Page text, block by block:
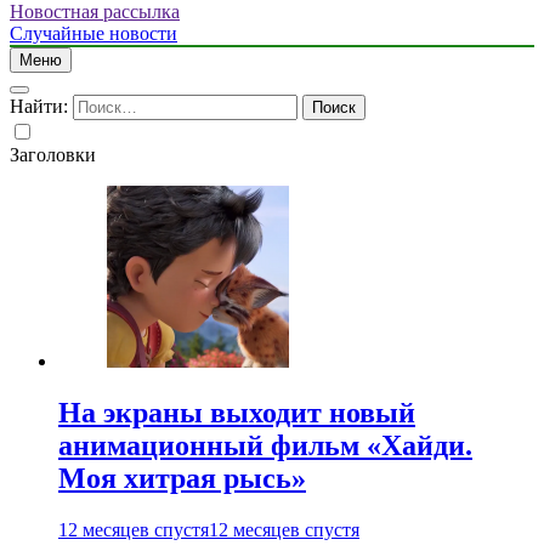
Новостная рассылка
Случайные новости
Меню
Найти:
Заголовки
На экраны выходит новый
анимационный фильм «Хайди.
Моя хитрая рысь»
12 месяцев спустя12 месяцев спустя